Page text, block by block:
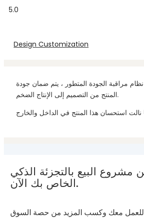
5.0
Design Customization
نظام مراقبة الجودة المتطور ، يتم ضمان جودة
المنتج من التصميم إلى الإنتاج الضخم.
مشروع البيع بالتجزئة الذكي
الخاص بك الآن.